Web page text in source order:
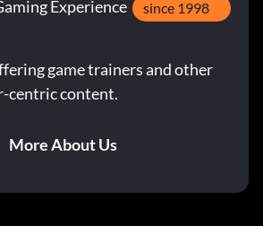
Experience since 1998
game trainers and other
centric content.
More About Us